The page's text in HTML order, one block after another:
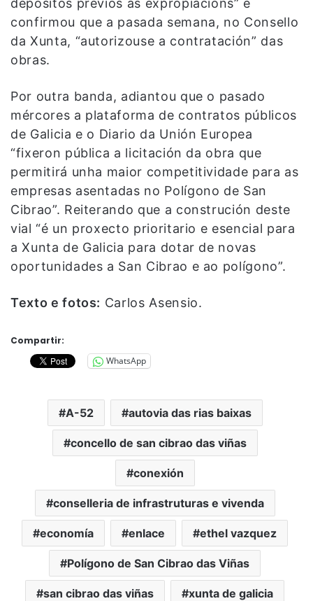
depósitos previos ás expropiacións” e
confirmou que a pasada semana, no Consello
da Xunta, “autorizouse a contratación” das
obras.
Por outra banda, adiantou que o pasado
mércores a plataforma de contratos públicos
de Galicia e o Diario da Unión Europea
“fixeron pública a licitación da obra que
permitirá unha maior competitividade para as
empresas asentadas no Polígono de San
Cibrao”. Reiterando que a construción deste
vial “é un proxecto prioritario e esencial para
a Xunta de Galicia para dotar de novas
oportunidades a San Cibrao e ao polígono”.
Texto e fotos: Carlos Asensio.
Compartir:
WhatsApp
A-52 autovia das rias baixas
concello de san cibrao das viñas
conexión
conselleria de infrastruturas e vivenda
economía enlace ethel vazquez
Polígono de San Cibrao das Viñas
san cibrao das viñas xunta de galicia